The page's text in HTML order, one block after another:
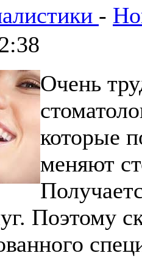
-
Очень
которые
меняют
Поэтому